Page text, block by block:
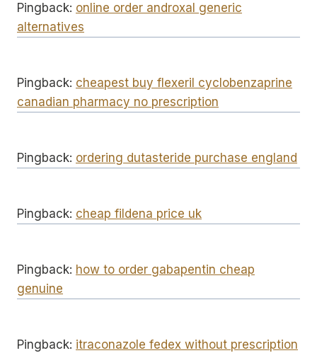
Pingback: online order androxal generic
alternatives
Pingback: cheapest buy flexeril cyclobenzaprine
canadian pharmacy no prescription
Pingback: ordering dutasteride purchase england
Pingback: cheap fildena price uk
Pingback: how to order gabapentin cheap
genuine
Pingback: itraconazole fedex without prescription